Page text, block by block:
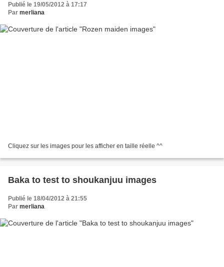
Publié le 19/05/2012 à 17:17
Par merliana
Cliquez sur les images pour les afficher en taille réelle ^^
Baka to test to shoukanjuu images
Publié le 18/04/2012 à 21:55
Par merliana